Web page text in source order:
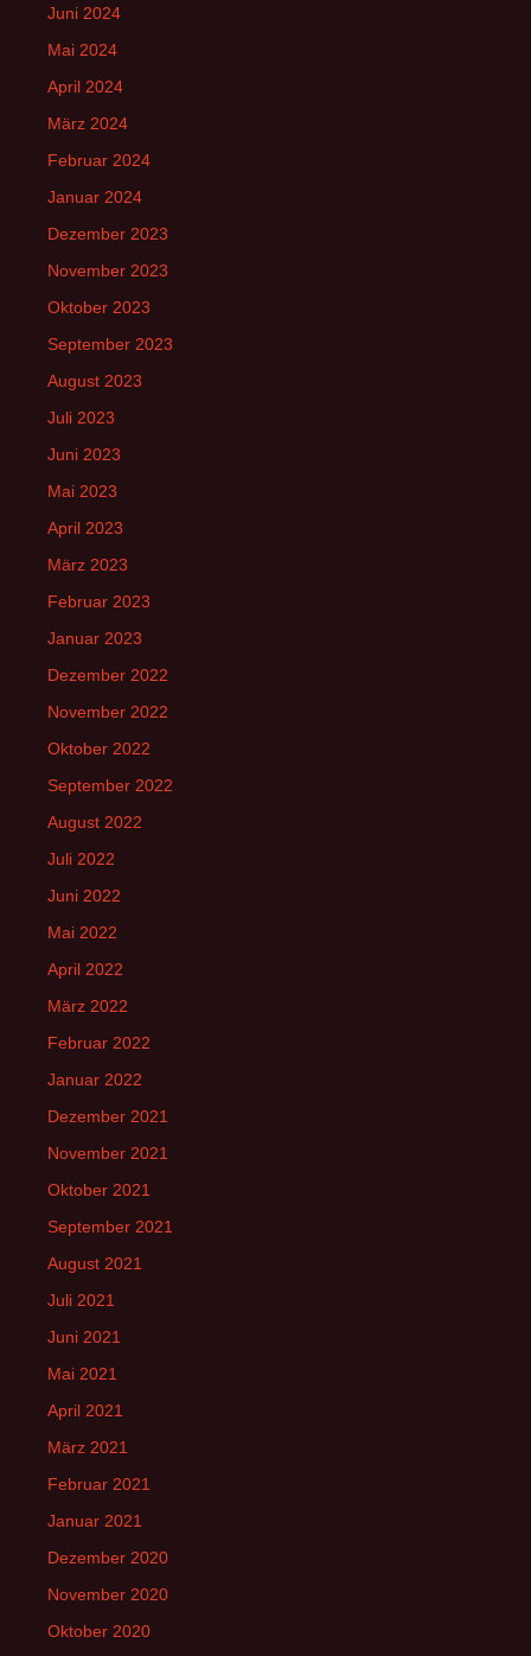
Juni 2024
Mai 2024
April 2024
März 2024
Februar 2024
Januar 2024
Dezember 2023
November 2023
Oktober 2023
September 2023
August 2023
Juli 2023
Juni 2023
Mai 2023
April 2023
März 2023
Februar 2023
Januar 2023
Dezember 2022
November 2022
Oktober 2022
September 2022
August 2022
Juli 2022
Juni 2022
Mai 2022
April 2022
März 2022
Februar 2022
Januar 2022
Dezember 2021
November 2021
Oktober 2021
September 2021
August 2021
Juli 2021
Juni 2021
Mai 2021
April 2021
März 2021
Februar 2021
Januar 2021
Dezember 2020
November 2020
Oktober 2020